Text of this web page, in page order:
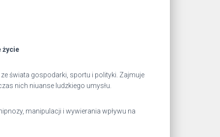
życie
świata gospodarki, sportu i polityki. Zajmuje
nich niuanse ludzkiego umysłu.
manipulacji i wywierania wpływu na